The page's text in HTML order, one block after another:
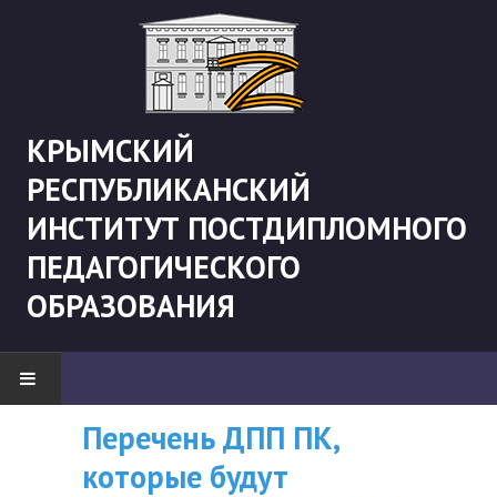
КРЫМСКИЙ
РЕСПУБЛИКАНСКИЙ
ИНСТИТУТ ПОСТДИПЛОМНОГО
ПЕДАГОГИЧЕСКОГО
ОБРАЗОВАНИЯ
НОВОСТИ
"Боевая" русистика
ВНИМАНИЮ
СЛУШАТЕЛЕЙ, У
Перечень ДПП ПК,
которые будут